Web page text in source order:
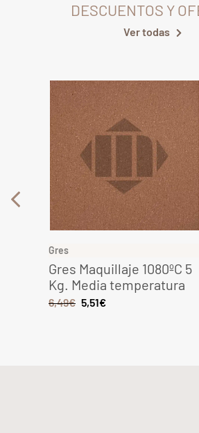
DESCUENTOS Y
Ver todas
Gres
Gres Maquillaje 1080ºC 5
Kg. Media temperatura
6,49€ 5,51€